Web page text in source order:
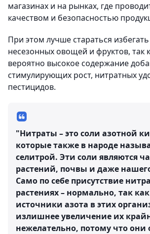
магазинах и на рынках, где
качеством и безопасностью
При этом лучше стараться
несезонных овощей и фруктов, так
вероятно высокое содержание
стимулирующих рост, нитратных
пестицидов.
"Нитраты – это соли азотной
которые также в народе
селитрой. Эти соли являются
растений, почвы и даже
Само по себе присутствие
растениях – нормально, так
источники азота в этих
излишнее увеличение их
нежелательно, потому что они